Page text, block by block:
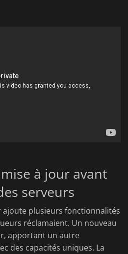
à jour avant
serveurs
ajoute plusieurs fonctionnalités
réclamaient. Un nouveau
apportant un autre
des capacités uniques. La